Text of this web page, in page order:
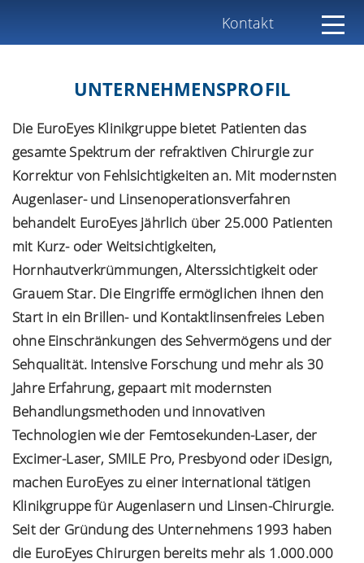
Kontakt
UNTERNEHMENSPROFIL
Die EuroEyes Klinikgruppe bietet Patienten das
gesamte Spektrum der refraktiven Chirurgie zur
Korrektur von Fehlsichtigkeiten an. Mit modernsten
Augenlaser- und Linsenoperationsverfahren
behandelt EuroEyes jährlich über 25.000 Patienten
mit Kurz- oder Weitsichtigkeiten,
Hornhautverkrümmungen, Alterssichtigkeit oder
Grauem Star. Die Eingriffe ermöglichen ihnen den
Start in ein Brillen- und Kontaktlinsenfreies Leben
ohne Einschränkungen des Sehvermögens und der
Sehqualität. Intensive Forschung und mehr als 30
Jahre Erfahrung, gepaart mit modernsten
Behandlungsmethoden und innovativen
Technologien wie der Femtosekunden-Laser, der
Excimer-Laser, SMILE Pro, Presbyond oder iDesign,
machen EuroEyes zu einer international tätigen
Klinikgruppe für Augenlasern und Linsen-Chirurgie.
Seit der Gründung des Unternehmens 1993 haben
die EuroEyes Chirurgen bereits mehr als 1.000.000